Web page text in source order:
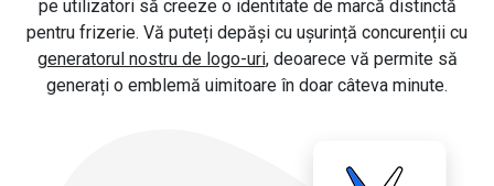
pe utilizatori să creeze o identitate de marcă distinctă
pentru frizerie. Vă puteți depăși cu ușurință concurenții cu
generatorul nostru de logo-uri, deoarece vă permite să
generați o emblemă uimitoare în doar câteva minute.